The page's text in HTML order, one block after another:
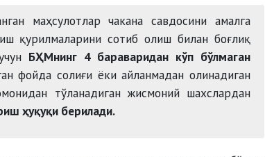
маҳсулотлар чакана савдосини амалга
қурилмаларини сотиб олиш билан боғлиқ
БҲМнинг 4 бараваридан кўп бўлмаган
фойда солиғи ёки айланмадан олинадиган
тўланадиган жисмоний шахслардан
ҳуқуқи берилади.